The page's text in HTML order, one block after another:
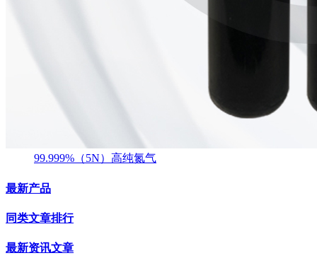
99.999%（5N）高纯氮气
最新产品
同类文章排行
最新资讯文章